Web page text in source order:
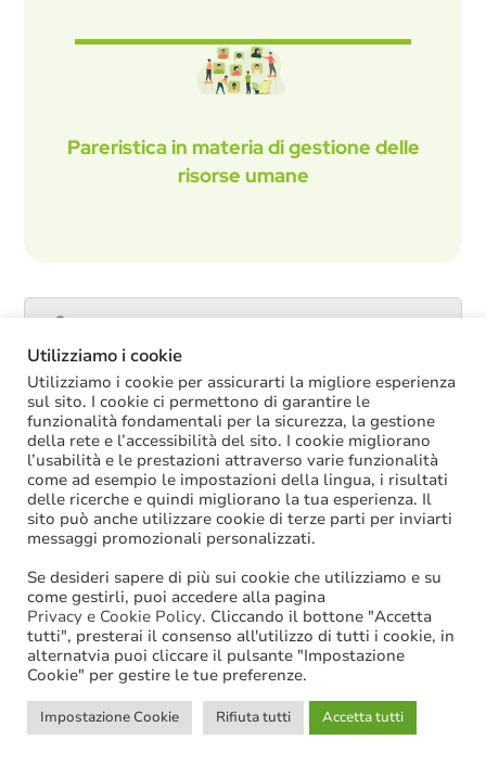
Pareristica in materia di gestione delle
risorse umane
ULTIME NOTIZIE
La soppressione dei vecchi tetti di spesa
offre più margini anche per l’aumento del
salario accessorio
ACCRUAL: come si registrano i
trasferimenti vincolati per investimenti
riscossi prima del 2025?
Oggi in Cdm il nuovo “Decreto PA”: molte
le novità di interesse per gli enti locali
Niente assunzioni tramite scorrimento di
graduatorie di mobilità
Sanzioni BDAP: aumenta il fondo per il
contributo alla finanza pubblica
Utilizziamo i cookie
Utilizziamo i cookie per assicurarti la migliore esperienza
sul sito. I cookie ci permettono di garantire le
funzionalità fondamentali per la sicurezza, la gestione
della rete e l’accessibilità del sito. I cookie migliorano
l’usabilità e le prestazioni attraverso varie funzionalità
come ad esempio le impostazioni della lingua, i risultati
delle ricerche e quindi migliorano la tua esperienza. Il
sito può anche utilizzare cookie di terze parti per inviarti
messaggi promozionali personalizzati.
Se desideri sapere di più sui cookie che utilizziamo e su
come gestirli, puoi accedere alla pagina
Privacy e Cookie Policy. Cliccando il bottone "Accetta
tutti", presterai il consenso all'utilizzo di tutti i cookie, in
alternatvia puoi cliccare il pulsante "Impostazione
Cookie" per gestire le tue preferenze.
Impostazione Cookie Rifiuta tutti Accetta tutti